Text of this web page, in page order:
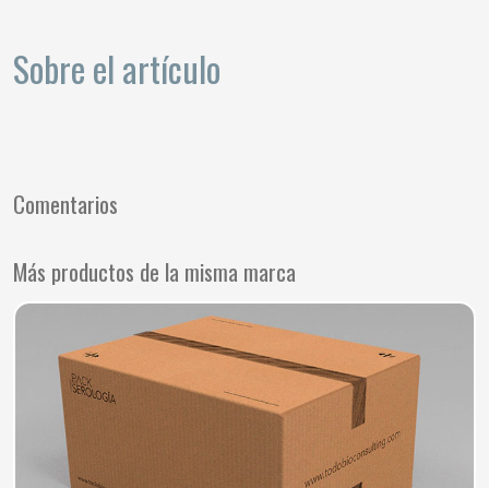
Sobre el artículo
Comentarios
Más productos de la misma marca